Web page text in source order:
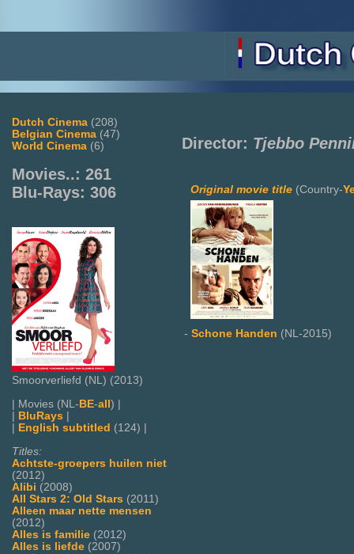
Dutch Cinema (208)
Belgian Cinema (47)
World Cinema (6)
Movies..: 261
Blu-Rays: 306
Smoorverliefd (NL) (2013)
| Movies (NL- BE-all ) |
BluRays
English subtitled (124) |
Titles:
Achtste-groepers huilen niet
(2012)
Alibi (2008)
All Stars 2: Old Stars (2011)
Alleen maar nette mensen
(2012)
Alles is familie (2012)
Alles is liefde (2007)
Director: Tjebbo
Original movie title (Country-
- Schone Handen (NL-2015)